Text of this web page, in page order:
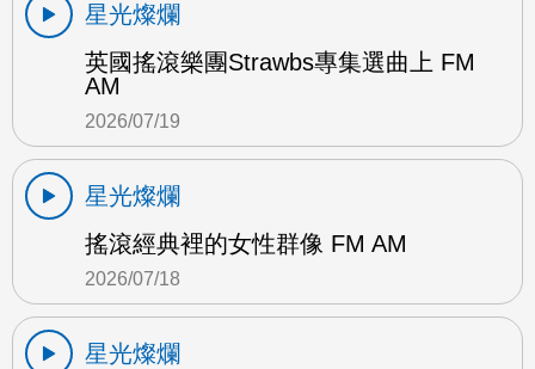
星光燦爛
英國搖滾樂團Strawbs專集選曲上 FM
AM
2026/07/19
星光燦爛
搖滾經典裡的女性群像 FM AM
2026/07/18
星光燦爛